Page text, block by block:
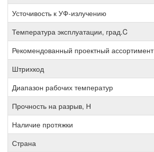
Усточивость к УФ-излучению
Температура эксплуатации, град.C
Рекомендованный проектный ассортимент
Штрихкод
Диапазон рабочих температур
Прочность на разрыв, Н
Наличие протяжки
Страна